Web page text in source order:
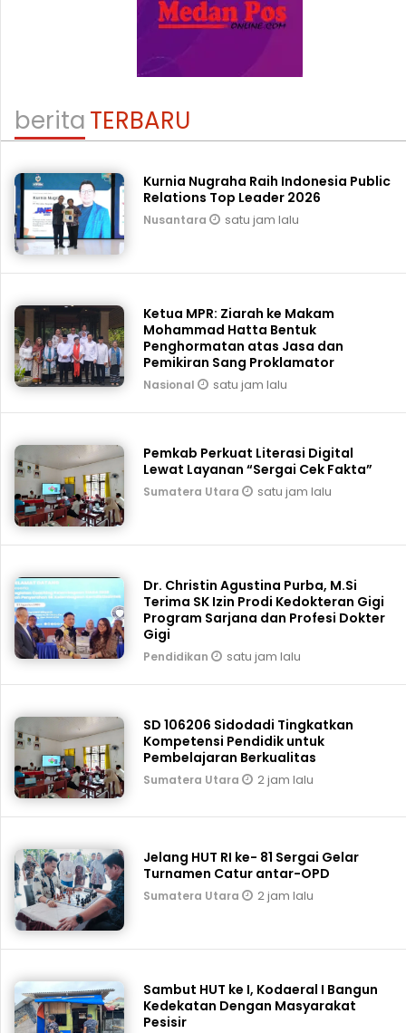
beritaTERBARU
Kurnia Nugraha Raih Indonesia Public
Relations Top Leader 2026
Nusantara satu jam lalu
Ketua MPR: Ziarah ke Makam
Mohammad Hatta Bentuk
Penghormatan atas Jasa dan
Pemikiran Sang Proklamator
Nasional satu jam lalu
Pemkab Perkuat Literasi Digital
Lewat Layanan “Sergai Cek Fakta”
Sumatera Utara satu jam lalu
Dr. Christin Agustina Purba, M.Si
Terima SK Izin Prodi Kedokteran Gigi
Program Sarjana dan Profesi Dokter
Gigi
Pendidikan satu jam lalu
SD 106206 Sidodadi Tingkatkan
Kompetensi Pendidik untuk
Pembelajaran Berkualitas
Sumatera Utara 2 jam lalu
Jelang HUT RI ke- 81 Sergai Gelar
Turnamen Catur antar-OPD
Sumatera Utara 2 jam lalu
Sambut HUT ke I, Kodaeral I Bangun
Kedekatan Dengan Masyarakat
Pesisir